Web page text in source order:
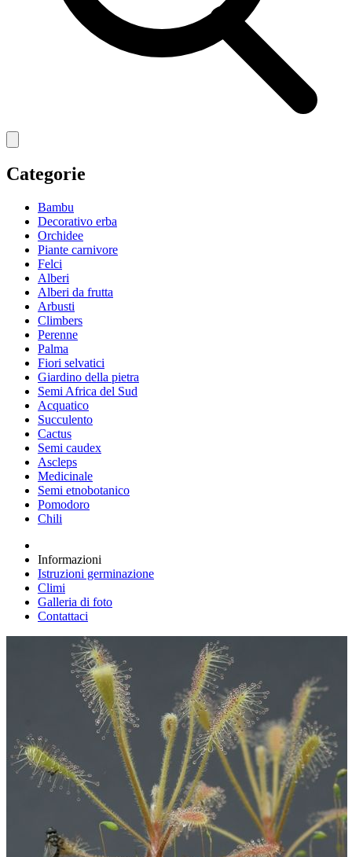
Categorie
Bambu
Decorativo erba
Orchidee
Piante carnivore
Felci
Alberi
Alberi da frutta
Arbusti
Climbers
Perenne
Palma
Fiori selvatici
Giardino della pietra
Semi Africa del Sud
Acquatico
Succulento
Cactus
Semi caudex
Ascleps
Medicinale
Semi etnobotanico
Pomodoro
Chili
Informazioni
Istruzioni germinazione
Climi
Galleria di foto
Contattaci